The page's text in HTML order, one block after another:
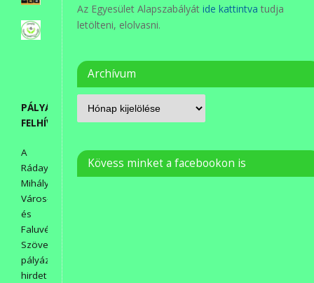
PÁLYÁZATI
FELHÍVÁS
A
Ráday
Mihály
Város-
és
Faluvédő
Szövetség
pályázatot
hirdet
Az Egyesület Alapszabályát ide kattintva tudja
letölteni, elolvasni.
Archívum
Kövess minket a facebookon is